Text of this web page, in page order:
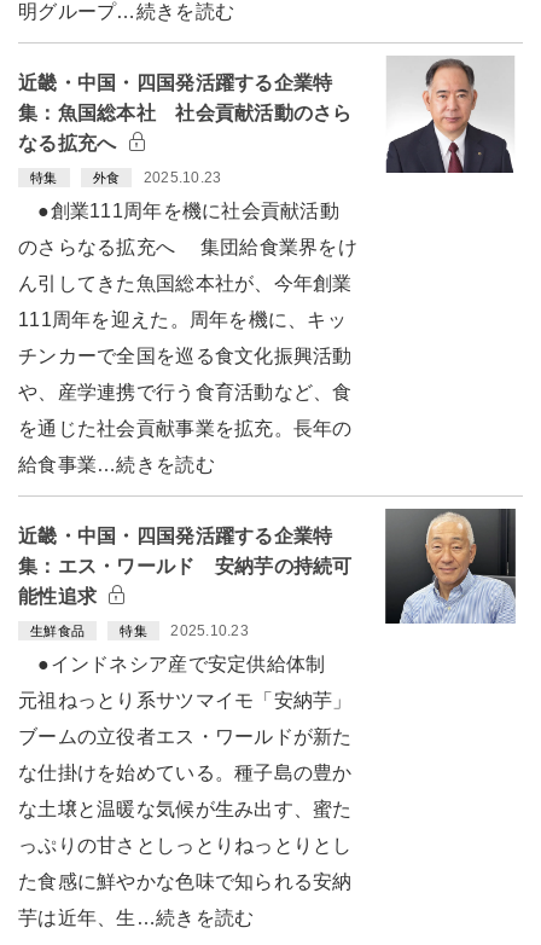
明グループ…続きを読む
近畿・中国・四国発活躍する企業特
集：魚国総本社 社会貢献活動のさら
なる拡充へ
特集 外食 2025.10.23
●創業111周年を機に社会貢献活動
のさらなる拡充へ 集団給食業界をけ
ん引してきた魚国総本社が、今年創業
111周年を迎えた。周年を機に、キッ
チンカーで全国を巡る食文化振興活動
や、産学連携で行う食育活動など、食
を通じた社会貢献事業を拡充。長年の
給食事業…続きを読む
近畿・中国・四国発活躍する企業特
集：エス・ワールド 安納芋の持続可
能性追求
生鮮食品 特集 2025.10.23
●インドネシア産で安定供給体制
元祖ねっとり系サツマイモ「安納芋」
ブームの立役者エス・ワールドが新た
な仕掛けを始めている。種子島の豊か
な土壌と温暖な気候が生み出す、蜜た
っぷりの甘さとしっとりねっとりとし
た食感に鮮やかな色味で知られる安納
芋は近年、生…続きを読む